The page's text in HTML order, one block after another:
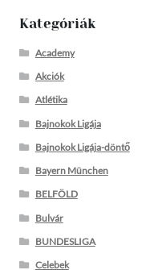
Kategóriák
Academy
Akciók
Atlétika
Bajnokok Ligája
Bajnokok Ligája-döntő
Bayern München
BELFÖLD
Bulvár
BUNDESLIGA
Celebek